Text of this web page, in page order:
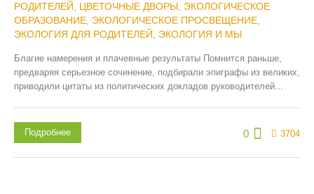
РОДИТЕЛЕЙ
ЦВЕТОЧНЫЕ ДВОРЫ ЭКОЛОГИЧЕСКОЕ
ОБРАЗОВАНИЕ ЭКОЛОГИЧЕСКОЕ ПРОСВЕЩЕНИЕ
ЭКОЛОГИЯ ДЛЯ РОДИТЕЛЕЙ
ЭКОЛОГИЯ И МЫ
Благие намерения и плачевные результаты Помнится раньше,
предваряя серьезное сочинение, подбирали эпиграфы из великих,
приводили цитаты из политических докладов руководителей...
0 3704
Подробнее